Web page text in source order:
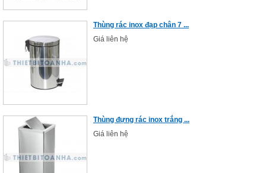
Thùng rác inox đạp chân 7 ...
Giá liên hệ
Thùng đựng rác inox trắng ...
Giá liên hệ